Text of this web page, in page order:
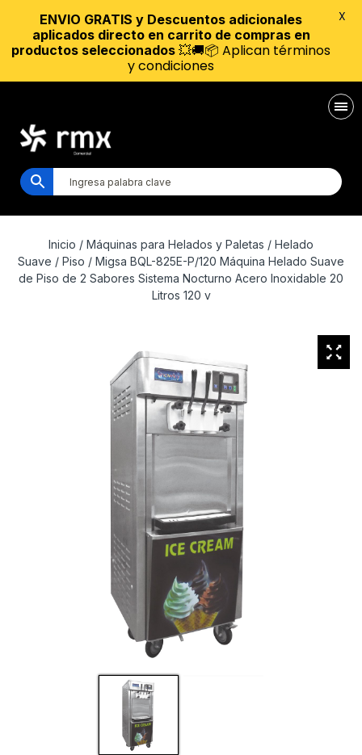
Inicio / Máquinas para Helados y Paletas / Helado
Suave / Piso / Migsa BQL-825E-P/120 Máquina Helado Suave
de Piso de 2 Sabores Sistema Nocturno Acero Inoxidable 20
Litros 120 v
ENVIO GRATIS y Descuentos adicionales
aplicados directo en carrito de compras en
productos seleccionados 💥🚚📦 Aplican términos
y condiciones
X